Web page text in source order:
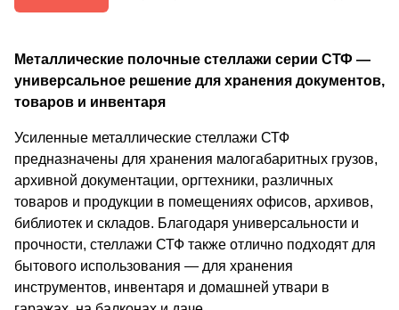
Металлические полочные стеллажи серии СТФ —
универсальное решение для хранения документов,
товаров и инвентаря
Усиленные металлические стеллажи СТФ
предназначены для хранения малогабаритных грузов,
архивной документации, оргтехники, различных
товаров и продукции в помещениях офисов, архивов,
библиотек и складов. Благодаря универсальности и
прочности, стеллажи СТФ также отлично подходят для
бытового использования — для хранения
инструментов, инвентаря и домашней утвари в